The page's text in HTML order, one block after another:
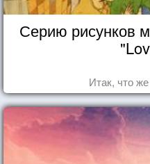
Серию рисунков
Итак, что